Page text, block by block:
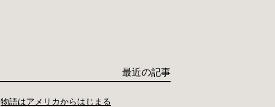
最近の記事
物語はアメリカからはじまる